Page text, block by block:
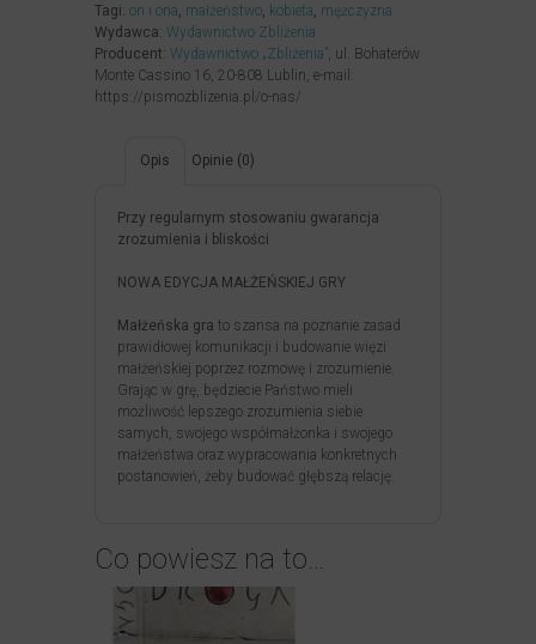
Tagi: on i ona, małżeństwo, kobieta, mężczyzna
Wydawca: Wydawnictwo Zbliżenia
Producent: Wydawnictwo „Zbliżenia”, ul. Bohaterów
Monte Cassino 16, 20-808 Lublin, e-mail:
https://pismozblizenia.pl/o-nas/
Opis Opinie (0)
Przy regularnym stosowaniu gwarancja
zrozumienia i bliskości
NOWA EDYCJA MAŁŻEŃSKIEJ GRY
Małżeńska gra to szansa na poznanie zasad
prawidłowej komunikacji i budowanie więzi
małżeńskiej poprzez rozmowę i zrozumienie.
Grając w grę, będziecie Państwo mieli
możliwość lepszego zrozumienia siebie
samych, swojego współmałżonka i swojego
małżeństwa oraz wypracowania konkretnych
postanowień, żeby budować głębszą relację.
Co powiesz na to…